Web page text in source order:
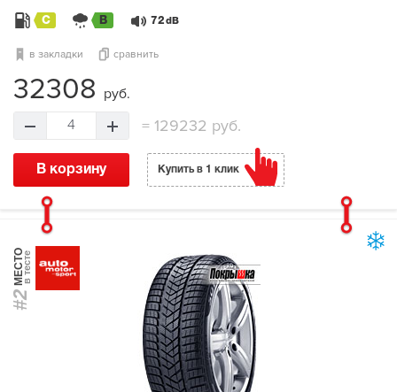
C B 72 dB
в закладки сравнить
32308 руб.
4 =129232 руб.
В корзину Купить в 1 клик
#2
МЕСТОв тесте